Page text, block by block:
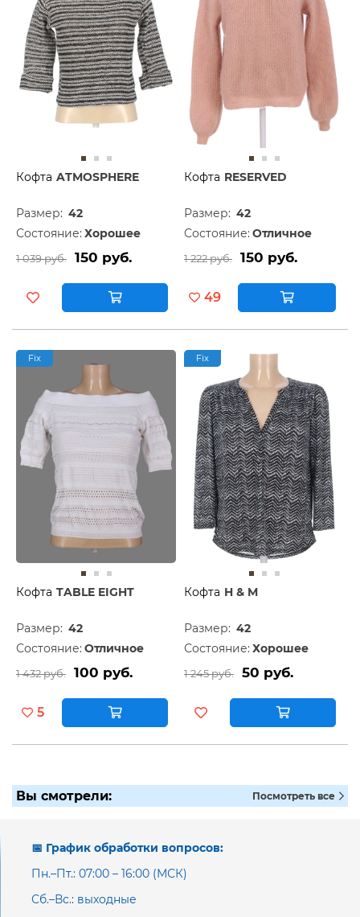
Кофта ATMOSPHERE
Размер: 42
Состояние: Хорошее
1 039 руб. 150 руб.
Кофта RESERVED
Размер: 42
Состояние: Отличное
1 222 руб. 150 руб.
49
Fix
Кофта TABLE EIGHT
Размер: 42
Состояние: Отличное
1 432 руб. 100 руб.
5
Fix
Кофта H & M
Размер: 42
Состояние: Хорошее
1 245 руб. 50 руб.
Вы смотрели: Посмотреть все
📅 График обработки вопросов:
Пн.–Пт.: 07:00 – 16:00 (МСК)
Сб.–Вс.: выходные